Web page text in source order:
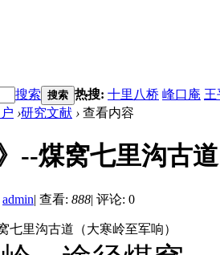
搜索 搜索 热搜: 十里八桥 峰口庵 王
›研究文献 › 查看内容
--煤窝七里沟古
admin| 查看: 888| 评论: 0
七里沟古道（大寒岭至军响）